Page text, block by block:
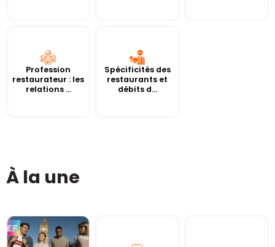
Profession
restaurateur : les
relations ...
Spécificités des
restaurants et
débits d...
À la une